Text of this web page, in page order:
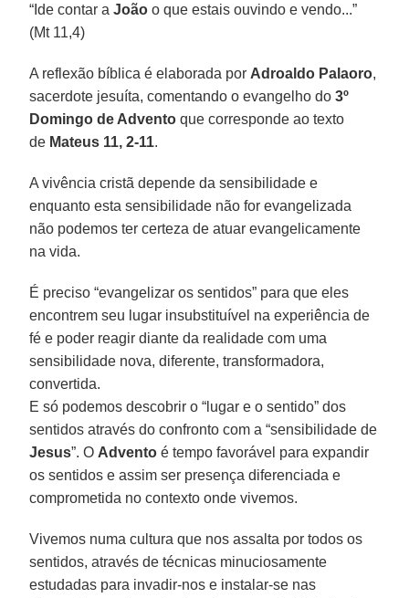
“Ide contar aJoão o que estais ouvindo e vendo...”
(Mt 11,4)
A reflexão bíblica é elaborada por Adroaldo Palaoro,
sacerdote jesuíta, comentando o evangelho do3º
Domingo de Advento que corresponde ao texto
de Mateus 11, 2-11.
A vivência cristã depende da sensibilidade e
enquanto esta sensibilidade não for evangelizada
não podemos ter certeza de atuar evangelicamente
na vida.
É preciso “evangelizar os sentidos” para que eles
encontrem seu lugar insubstituível na experiência de
fé e poder reagir diante da realidade com uma
sensibilidade nova, diferente, transformadora,
convertida.
E só podemos descobrir o “lugar e o sentido” dos
sentidos através do confronto com a “sensibilidade de
Jesus”. O Advento é tempo favorável para expandir
os sentidos e assim ser presença diferenciada e
comprometida no contexto onde vivemos.
Vivemos numa cultura que nos assalta por todos os
sentidos, através de técnicas minuciosamente
estudadas para invadir-nos e instalar-se nas